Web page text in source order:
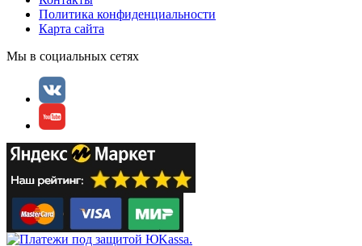
Политика конфиденциальности
Карта сайта
Мы в социальных сетях